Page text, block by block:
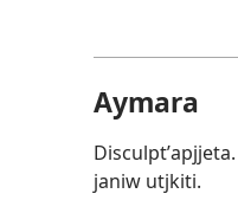
Aymara
janiw utjkiti.